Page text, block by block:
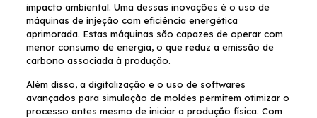
impacto ambiental. Uma dessas inovações é o uso de
máquinas de injeção com eficiência energética
aprimorada. Estas máquinas são capazes de operar com
menor consumo de energia, o que reduz a emissão de
carbono associada à produção.
Além disso, a digitalização e o uso de softwares
avançados para simulação de moldes permitem otimizar o
processo antes mesmo de iniciar a produção física. Com